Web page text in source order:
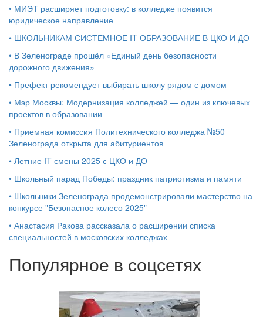
• МИЭТ расширяет подготовку: в колледже появится
юридическое направление
• ШКОЛЬНИКАМ СИСТЕМНОЕ IT-ОБРАЗОВАНИЕ В ЦКО И ДО
• В Зеленограде прошёл «Единый день безопасности
дорожного движения»
• Префект рекомендует выбирать школу рядом с домом
• Мэр Москвы: Модернизация колледжей — один из ключевых
проектов в образовании
• Приемная комиссия Политехнического колледжа №50
Зеленограда открыта для абитуриентов
• Летние IT-смены 2025 с ЦКО и ДО
• Школьный парад Победы: праздник патриотизма и памяти
• Школьники Зеленограда продемонстрировали мастерство на
конкурсе "Безопасное колесо 2025"
• Анастасия Ракова рассказала о расширении списка
специальностей в московских колледжах
Популярное в соцсетях